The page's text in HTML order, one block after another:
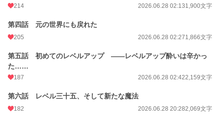
ファンタジー
お気に入り 324
24h.ポイント
文字数 242,136
週間ポイント
214 2026.06.28 02:131,900文字
第四話 元の世界にも戻れた
205 2026.06.28 02:271,866文字
第五話 初めてのレベルアップ ――レベルアップ酔いは辛かっ
た……
187 2026.06.28 02:422,159文字
第六話 レベル三十五、そして新たな魔法
182 2026.06.28 20:282,069文字